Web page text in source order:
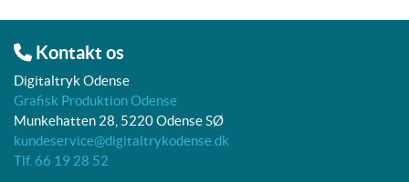
Kontakt os
Digitaltryk Odense
Grafisk Produktion Odense
Munkehatten 28, 5220 Odense SØ
kundeservice@digitaltrykodense.dk
Tlf. 66 19 28 52